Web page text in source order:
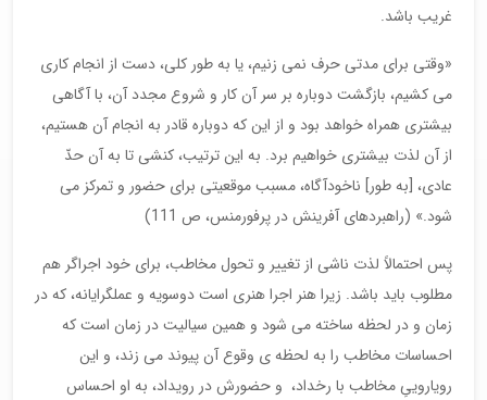
غریب باشد.
«وقتی برای مدتی حرف نمی زنیم، یا به طور کلی، دست از انجام کاری
می کشیم، بازگشت دوباره بر سر آن کار و شروع مجدد آن، با آگاهی
بیشتری همراه خواهد بود و از این که دوباره قادر به انجام آن هستیم،
از آن لذت بیشتری خواهیم برد. به این ترتیب، کنشی تا به آن حدّ
عادی، [به طور] ناخودآگاه، مسبب موقعیتی برای حضور و تمرکز می
شود.» (راهبردهای آفرینش در پرفورمنس، ص 111)
پس احتمالاً لذت ناشی از تغییر و تحول مخاطب، برای خود اجراگر هم
مطلوب باید باشد. زیرا هنر اجرا هنری است دوسویه و عملگرایانه، که در
زمان و در لحظه ساخته می شود و همین سیالیت در زمان است که
احساسات مخاطب را به لحظه ی وقوع آن پیوند می زند، و این
رویاروییِ مخاطب با رخداد، و حضورش در رویداد، به او احساس